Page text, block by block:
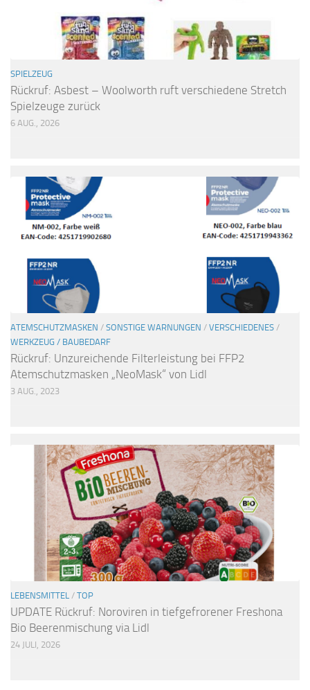
SPIELZEUG
Rückruf: Asbest – Woolworth ruft verschiedene Stretch
Spielzeuge zurück
6 AUG., 2026
ATEMSCHUTZMASKEN / SONSTIGE WARNUNGEN / VERSCHIEDENES /
WERKZEUG / BAUBEDARF
Rückruf: Unzureichende Filterleistung bei FFP2
Atemschutzmasken „NeoMask“ von Lidl
3 AUG., 2023
LEBENSMITTEL / TOP
UPDATE Rückruf: Noroviren in tiefgefrorener Freshona
Bio Beerenmischung via Lidl
24 JULI, 2026